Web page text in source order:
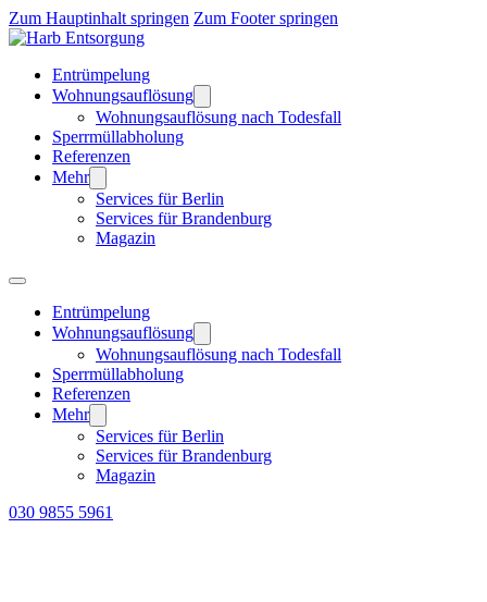
Zum Hauptinhalt springen Zum Footer springen
Entrümpelung
Wohnungsauflösung
Wohnungsauflösung nach Todesfall
Sperrmüllabholung
Referenzen
Mehr
Services für Berlin
Services für Brandenburg
Magazin
Entrümpelung
Wohnungsauflösung
Wohnungsauflösung nach Todesfall
Sperrmüllabholung
Referenzen
Mehr
Services für Berlin
Services für Brandenburg
Magazin
030 9855 5961